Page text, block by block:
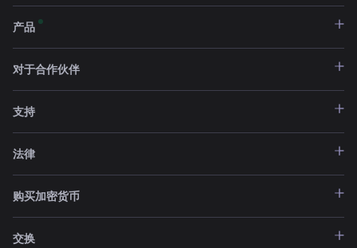
产品
对于合作伙伴
支持
法律
购买加密货币
交换